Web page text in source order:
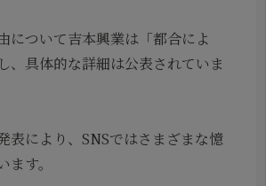
について吉本興業は「都合によ
、具体的な詳細は公表されていま
表により、SNSではさまざまな憶
す。